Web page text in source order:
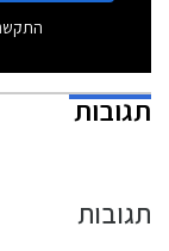
תגובות
תגובות